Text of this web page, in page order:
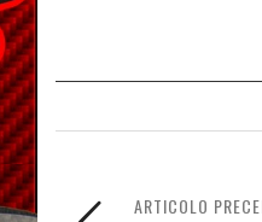
ARTICOLO